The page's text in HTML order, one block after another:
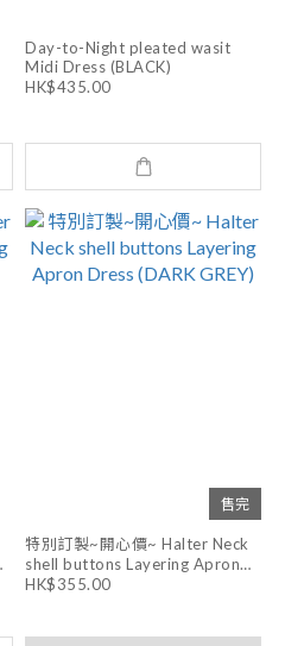
Day-to-Night pleated wasit
Midi Dress (BLACK)
HK$435.00
售完
特別訂製~開心價~ Halter Neck
shell buttons Layering Apron
Dress (DARK GREY)
HK$355.00